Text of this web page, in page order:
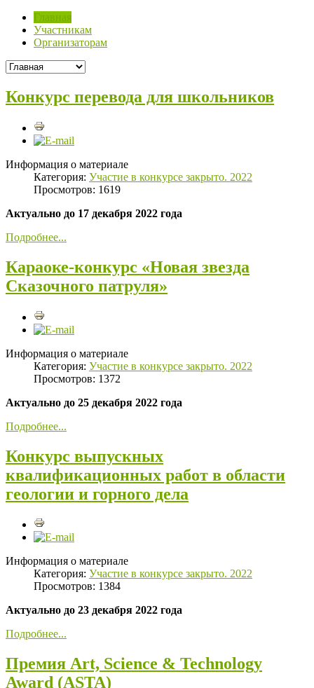
Главная
Участникам
Организаторам
Конкурс перевода для школьников
Информация о материале
Категория: Участие в конкурсе закрыто. 2022
Просмотров: 1619
Актуально до 17 декабря 2022 года
Подробнее...
Караоке-конкурс «Новая звезда
Сказочного патруля»
Информация о материале
Категория: Участие в конкурсе закрыто. 2022
Просмотров: 1372
Актуально до 25 декабря 2022 года
Подробнее...
Конкурс выпускных
квалификационных работ в области
геологии и горного дела
Информация о материале
Категория: Участие в конкурсе закрыто. 2022
Просмотров: 1384
Актуально до 23 декабря 2022 года
Подробнее...
Премия Art, Science & Technology
Award (ASTA)